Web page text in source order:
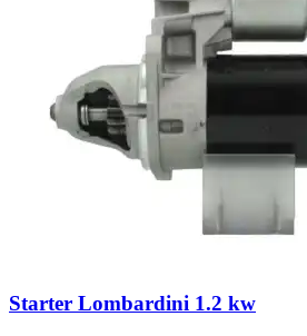
Starter Lombardini 1.2 kw